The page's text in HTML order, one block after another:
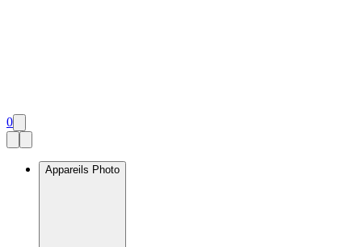
0
Appareils Photo